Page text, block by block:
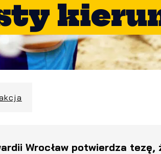
Wrocław potwierdza tezę,